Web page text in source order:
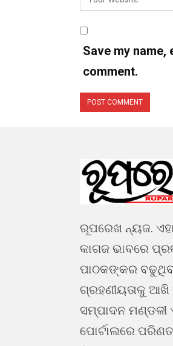
Save my name,
comment.
ରୂପରେଖ ନ୍ୟଜ.
କାଗଜ ଭାବରେ
ପାଠକଙ୍କର
ଗ୍ରହଣୀୟତାକୁ
ସମ୍ପାଦନ ମଣ୍ଡଳୀ
ପୋର୍ଟାଲରେ